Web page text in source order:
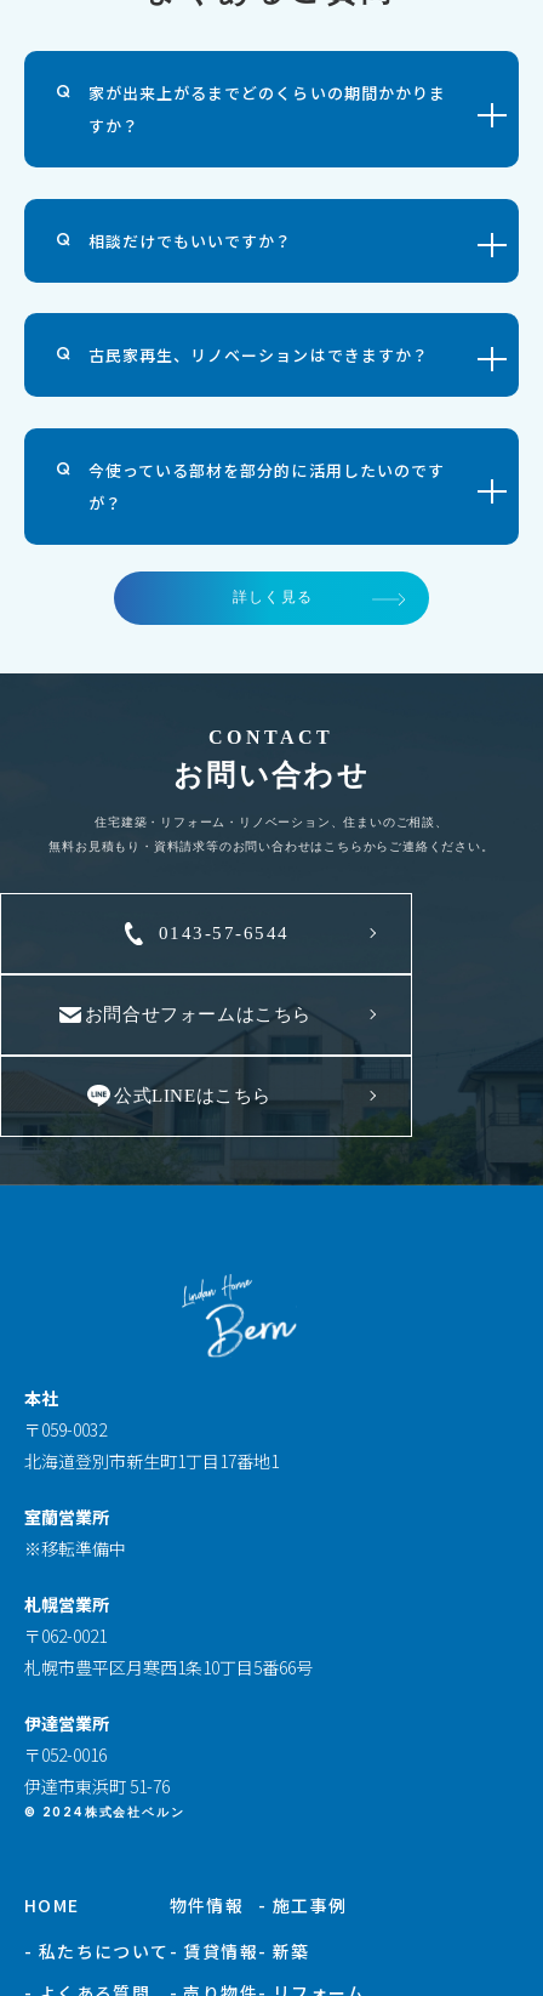
家が出来上がるまでどのくらいの期間かかりま
すか？
相談だけでもいいですか？
古民家再生、リノベーションはできますか？
今使っている部材を部分的に活用したいのです
が？
詳しく見る
CONTACT
お問い合わせ
住宅建築・リフォーム・リノベーション、住まいのご相談、
無料お見積もり・資料請求等のお問い合わせはこちらからご連絡ください。
0143-57-6544
お問合せフォームはこちら
公式LINEはこちら
本社
〒059-0032
北海道登別市新生町1丁目17番地1
室蘭営業所
※移転準備中
札幌営業所
〒062-0021
札幌市豊平区月寒西1条10丁目5番66号
伊達営業所
〒052-0016
伊達市東浜町 51-76
© 2024株式会社ベルン
HOME
- 私たちについて
物件情報
- 賃貸情報
- 施工事例
- 新築